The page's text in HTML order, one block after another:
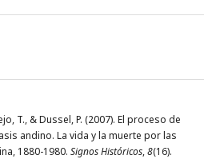
T., & Dussel, P. (2007). El proceso de
andino. La vida y la muerte por las
1880-1980. Signos Históricos,8(16).